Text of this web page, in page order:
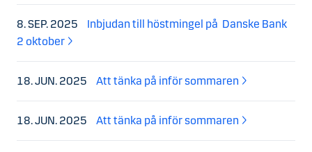
8. SEP. 2025
Inbjudan till höstmingel på Danske Bank
2 oktober
18. JUN. 2025 Att tänka på inför sommaren
18. JUN. 2025 Att tänka på inför sommaren